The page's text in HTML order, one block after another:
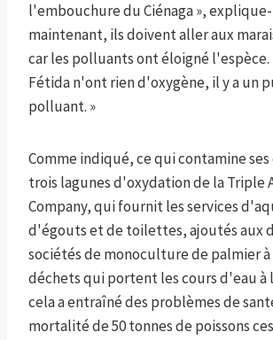
l'embouchure du Ciénaga »,
maintenant, ils doivent aller aux
car les polluants ont éloigné l'espèce.
Fétida n'ont rien d'oxygène, il y a un
polluant. »
Comme indiqué, ce qui contamine
trois lagunes d'oxydation de la Triple
Company, qui fournit les services
d'égouts et de toilettes, ajoutés aux
sociétés de monoculture de palmier
déchets qui portent les cours d'eau à
cela a entraîné des problèmes de
mortalité de 50 tonnes de poissons